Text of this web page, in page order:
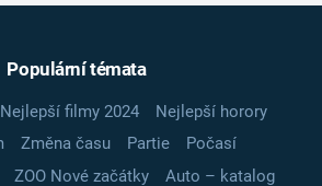
Populární témata
Nejlepší filmy 2024
Nejlepší horory
Změna času Partie
Počasí
ZOO Nové začátky
Auto – katalog